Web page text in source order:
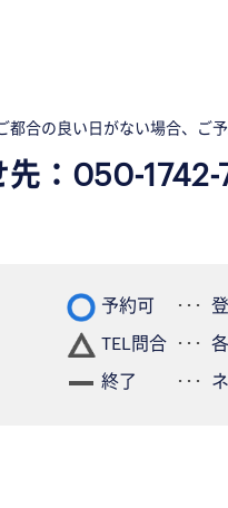
都合の良い日がない場合、ご
： 050-1742-
予約可
TEL問合
終了